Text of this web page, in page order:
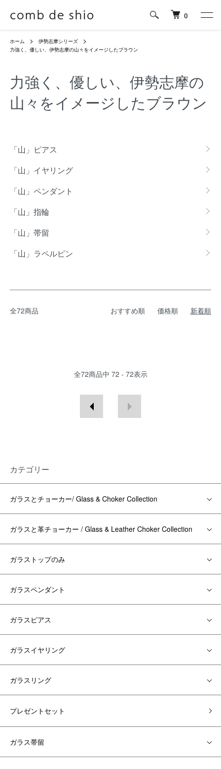
0
ホーム
伊勢志摩シリーズ
力強く、優しい、伊勢志摩の山々をイメージしたブラウン
力強く、優しい、伊勢志摩の
山々をイメージしたブラウン
「山」ピアス
「山」イヤリング
「山」ペンダント
「山」指輪
「山」帯留
「山」ラペルピン
全72商品 おすすめ順 価格順 新着順
全72商品中 72 - 72表示
カテゴリー
ガラスとチョーカー/ Glass & Choker Collection
ガラスと革チョーカー / Glass & Leather Choker Collection
ガラストップのみ
ガラスペンダント
ガラスピアス
ガラスイヤリング
ガラスリング
プレゼントセット
ガラス帯留